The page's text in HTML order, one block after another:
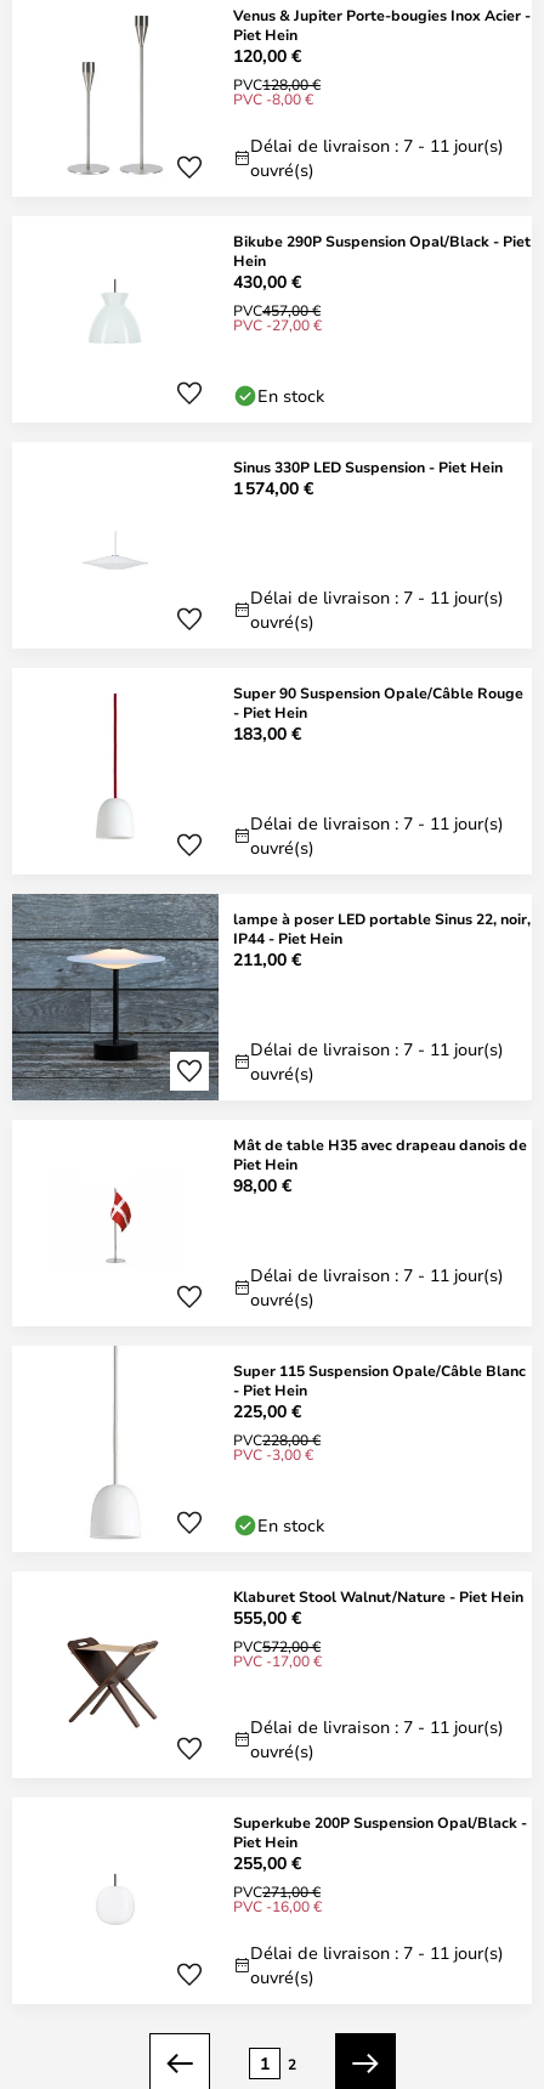
Venus & Jupiter Porte-bougies Inox Acier -
Piet Hein
120,00 €
PVC128,00 €
PVC -8,00 €
Délai de livraison : 7 - 11 jour(s)
ouvré(s)
Bikube 290P Suspension Opal/Black - Piet
Hein
430,00 €
PVC457,00 €
PVC -27,00 €
En stock
Sinus 330P LED Suspension - Piet Hein
1 574,00 €
Délai de livraison : 7 - 11 jour(s)
ouvré(s)
Super 90 Suspension Opale/Câble Rouge
- Piet Hein
183,00 €
Délai de livraison : 7 - 11 jour(s)
ouvré(s)
lampe à poser LED portable Sinus 22, noir,
IP44 - Piet Hein
211,00 €
Délai de livraison : 7 - 11 jour(s)
ouvré(s)
Mât de table H35 avec drapeau danois de
Piet Hein
98,00 €
Délai de livraison : 7 - 11 jour(s)
ouvré(s)
Super 115 Suspension Opale/Câble Blanc
- Piet Hein
225,00 €
PVC228,00 €
PVC -3,00 €
En stock
Klaburet Stool Walnut/Nature - Piet Hein
555,00 €
PVC572,00 €
PVC -17,00 €
Délai de livraison : 7 - 11 jour(s)
ouvré(s)
Superkube 200P Suspension Opal/Black -
Piet Hein
255,00 €
PVC271,00 €
PVC -16,00 €
Délai de livraison : 7 - 11 jour(s)
ouvré(s)
Précédent
1 2
Suivant